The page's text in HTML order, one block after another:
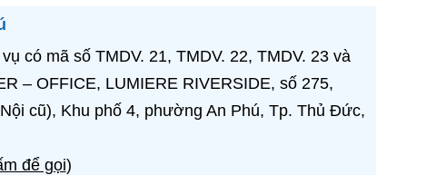
có mã số TMDV. 21, TMDV. 22, TMDV. 23 và
– OFFICE, LUMIERE RIVERSIDE, số 275,
cũ), Khu phố 4, phường An Phú, Tp. Thủ Đức,
để gọi)